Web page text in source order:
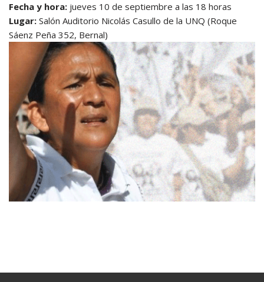
Fecha y hora: jueves 10 de septiembre a las 18 horas
Lugar: Salón Auditorio Nicolás Casullo de la UNQ (Roque
Sáenz Peña 352, Bernal)